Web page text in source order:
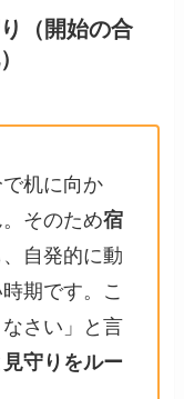
（開始の合
机に向か
そのため宿
自発的に動
期です。こ
さい」と言
守りをルー